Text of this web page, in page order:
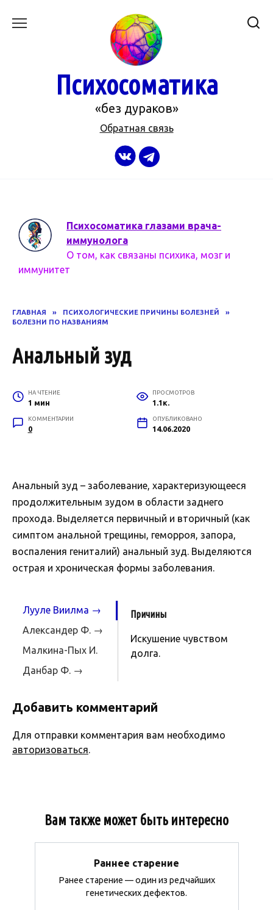
Психосоматика
«без дураков»
Обратная связь
Психосоматика глазами врача-
иммунолога
О том, как связаны психика, мозг и
иммунитет
ГЛАВНАЯ » ПСИХОЛОГИЧЕСКИЕ ПРИЧИНЫ БОЛЕЗНЕЙ
»
БОЛЕЗНИ ПО НАЗВАНИЯМ
Анальный зуд
НА ЧТЕНИЕ
1 мин
ПРОСМОТРОВ
1.1к.
КОММЕНТАРИИ
0
ОПУБЛИКОВАНО
14.06.2020
Анальный зуд – заболевание, характеризующееся
продолжительным зудом в области заднего
прохода. Выделяется первичный и вторичный (как
симптом анальной трещины, геморроя, запора,
воспаления гениталий) анальный зуд. Выделяются
острая и хроническая формы заболевания.
Лууле Виилма →
Александер Ф. →
Малкина-Пых И.
→
Данбар Ф. →
Причины
Искушение чувством
долга.
Добавить комментарий
Для отправки комментария вам необходимо
авторизоваться.
Вам также может быть интересно
Раннее старение
Ранее старение — один из редчайших
генетических дефектов.